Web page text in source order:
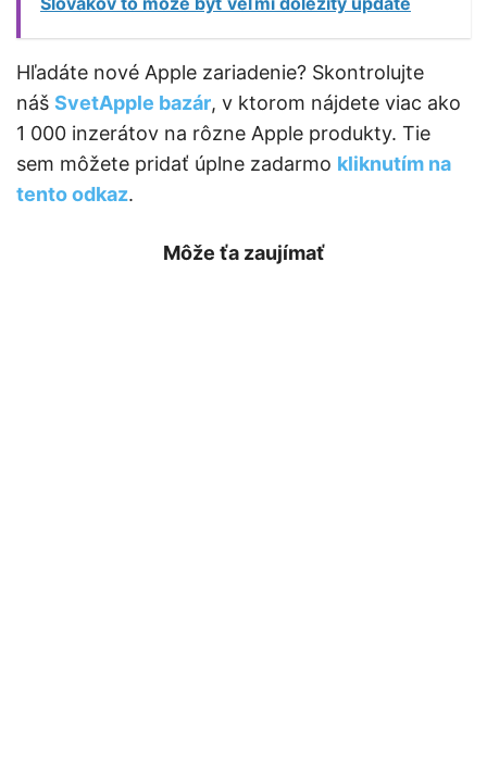
Hľadáte nové Apple zariadenie? Skontrolujte
náš SvetApple bazár, v ktorom nájdete viac ako
1 000 inzerátov na rôzne Apple produkty. Tie
sem môžete pridať úplne zadarmo kliknutím na
tento odkaz.
Môže ťa zaujímať